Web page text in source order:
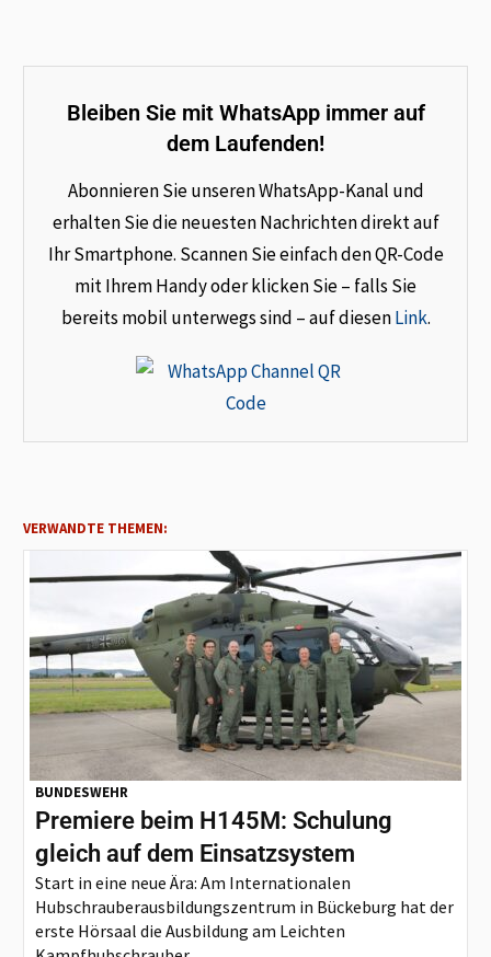
Bleiben Sie mit WhatsApp immer auf
dem Laufenden!
Abonnieren Sie unseren WhatsApp-Kanal und
erhalten Sie die neuesten Nachrichten direkt auf
Ihr Smartphone. Scannen Sie einfach den QR-Code
mit Ihrem Handy oder klicken Sie – falls Sie
bereits mobil unterwegs sind – auf diesenLink.
VERWANDTE THEMEN:
BUNDESWEHR
Premiere beim H145M: Schulung
gleich auf dem Einsatzsystem
Start in eine neue Ära: Am Internationalen
Hubschrauberausbildungszentrum in Bückeburg hat der
erste Hörsaal die Ausbildung am Leichten